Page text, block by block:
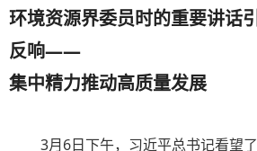
环境资源界委员时的重要讲话
反响——
集中精力推动高质量发展
3月6日下午，习近平总书记看望